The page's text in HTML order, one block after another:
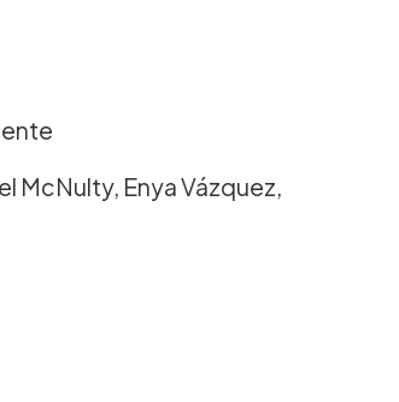
McNulty, Enya Vázquez,